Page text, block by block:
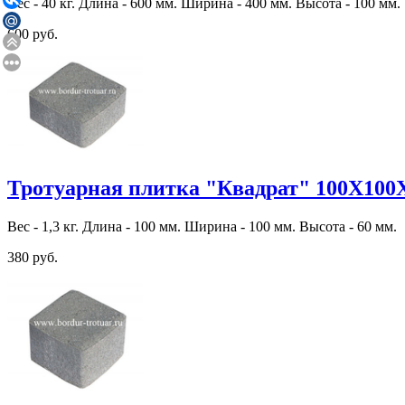
600 руб.
Тротуарная плитка "Квадрат"
Вес - 1,3 кг. Длина - 100 мм. Ширина - 100 мм. Высота - 60 мм.
380 руб.